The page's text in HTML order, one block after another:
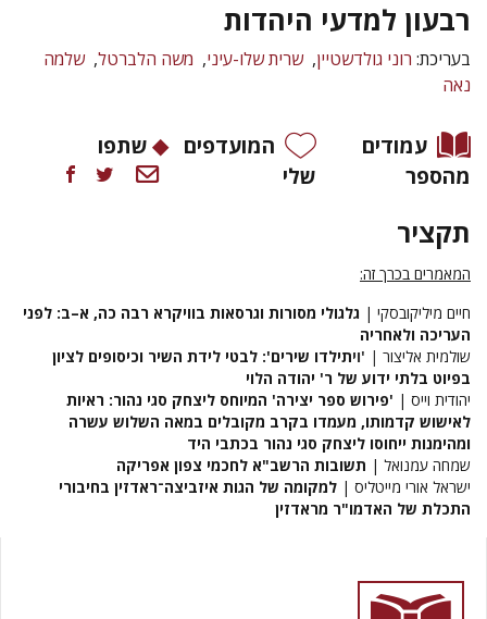
רבעון למדעי היהדות
בעריכת: רוני גולדשטיין שרית שלו-עיני משה הלברטל שלמה
נאה
עמודים
מהספר
המועדפים
שלי
שתפו
תקציר
המאמרים בכרך זה:
חיים מיליקובסקי | גלגולי מסורות וגרסאות בוויקרא רבה כה, א–ב: לפני
העריכה ולאחריה
שולמית אליצור | 'ויתילדו שירים': לבטי לידת השיר וכיסופים לציון
בפיוט בלתי ידוע של ר' יהודה הלוי
יהודית וייס | 'פירוש ספר יצירה' המיוחס ליצחק סגי נהור: ראיות
לאישוש קדמותו, מעמדו בקרב מקובלים במאה השלוש עשרה
ומהימנות ייחוסו ליצחק סגי נהור בכתבי היד
שמחה עמנואל | תשובות הרשב"א לחכמי צפון אפריקה
ישראל אורי מייטליס | למקומה של הגות איזביצה־ראדזין בחיבורי
התכלת של האדמו"ר מראדזין